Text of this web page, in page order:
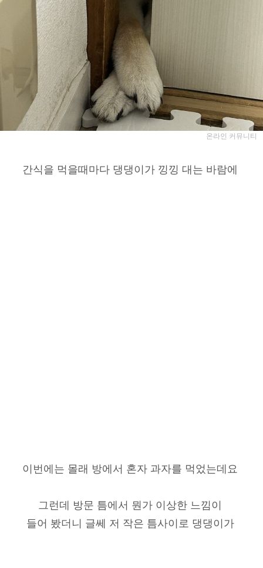
온라인 커뮤니티
간식을 먹을때마다 댕댕이가 낑낑 대는 바람에
이번에는 몰래 방에서 혼자 과자를 먹었는데요
그런데 방문 틈에서 뭔가 이상한 느낌이
들어 봤더니 글쎄 저 작은 틈사이로 댕댕이가